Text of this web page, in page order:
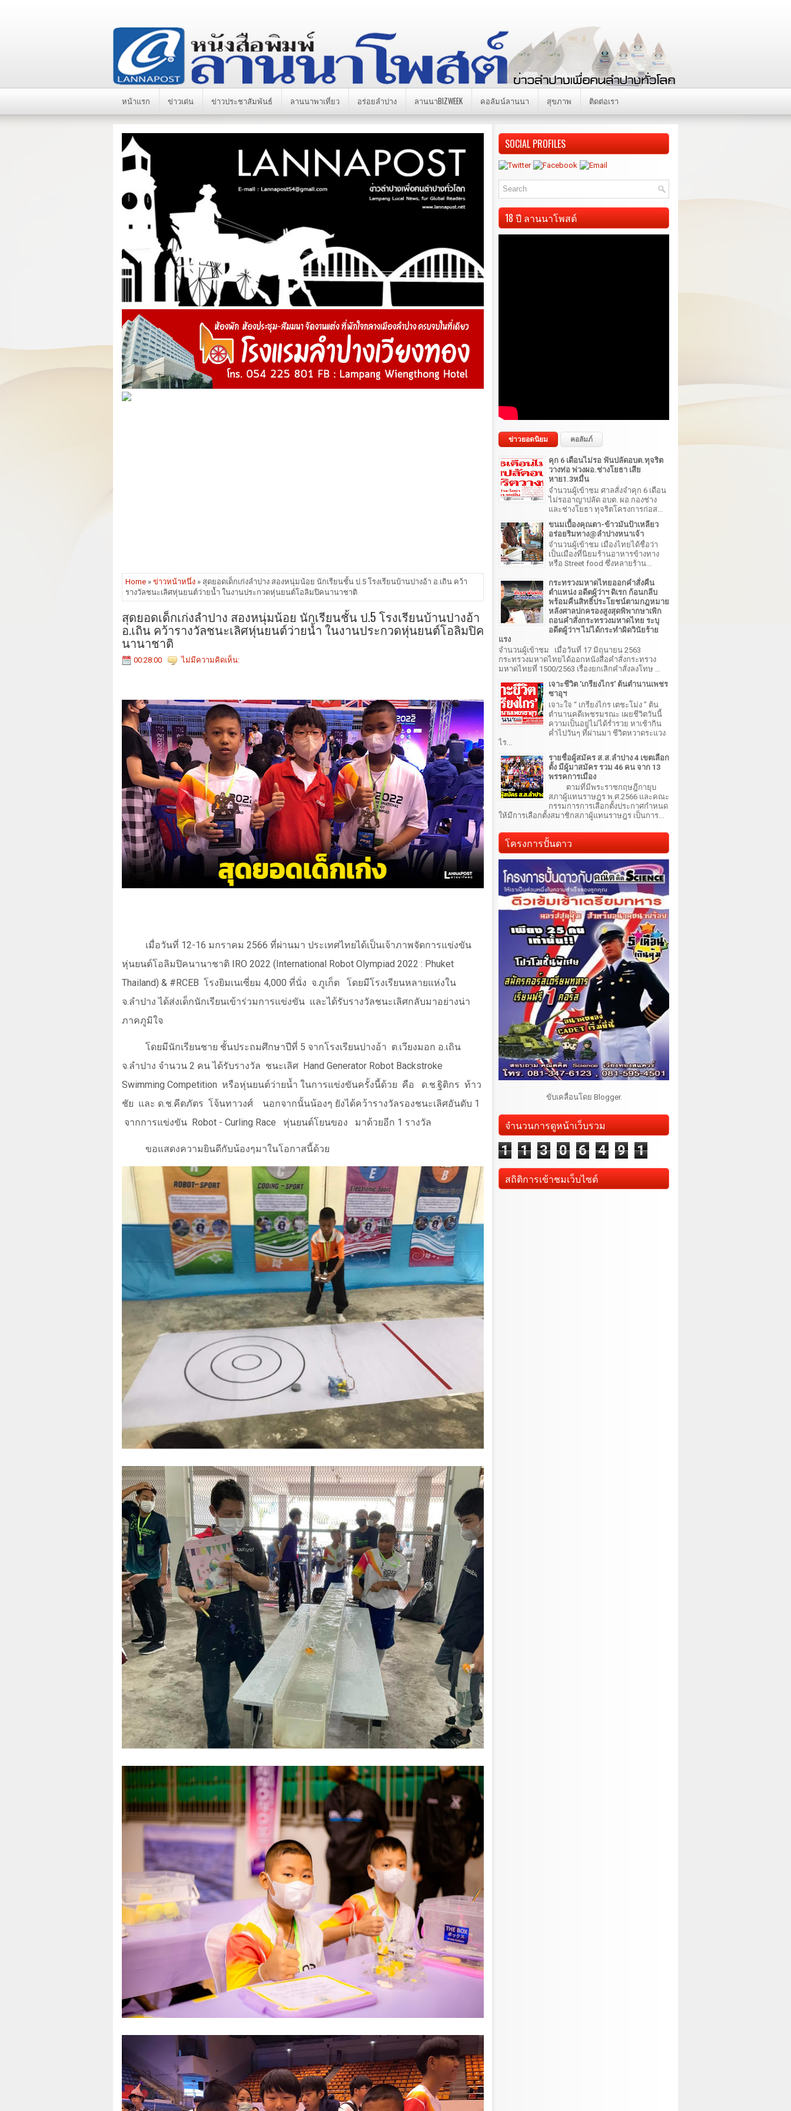
หน้าแรก ข่าวเด่น ข่าวประชาสัมพันธ์ ลานนาพาเที่ยว อร่อยลำปาง ลานนาBIZWEEK คอลัมน์ลานนา สุขภาพ ติดต่อเรา
Home » ข่าวหน้าหนึ่ง » สุดยอดเด็กเก่งลำปาง สองหนุ่มน้อย นักเรียนชั้น ป.5 โรงเรียนบ้านปางอ้า อ.เถิน คว้า
รางวัลชนะเลิศหุ่นยนต์ว่ายน้ำ ในงานประกวดหุ่นยนต์โอลิมปิคนานาชาติ
สุดยอดเด็กเก่งลำปาง สองหนุ่มน้อย นักเรียนชั้น ป.5 โรงเรียนบ้านปางอ้า
อ.เถิน คว้ารางวัลชนะเลิศหุ่นยนต์ว่ายน้ำ ในงานประกวดหุ่นยนต์โอลิมปิค
นานาชาติ
00:28:00 ไม่มีความคิดเห็น:
เมื่อวันที่ 12-16 มกราคม 2566 ที่ผ่านมา ประเทศไทยได้เป็นเจ้าภาพจัดการแข่งขัน
หุ่นยนต์โอลิมปิคนานาชาติ
IRO 2022 ( International Robot Olympiad 2022 : Phuket
Thailand) & #RCEB โรงยิมเนเซี่ยม 4,000 ที่นั่ง จ.ภูเก็ต
โดยมีโรงเรียนหลายแห่งใน
จ.ลำปาง ได้ส่งเด็กนักเรียนเข้าร่วมการแข่งขัน และได้รับรางวัลชนะเลิศกลับมาอย่างน่า
ภาคภูมิใจ
โดยมีนักเรียนชาย ชั้นประถมศึกษาปีที่ 5 จากโรงเรียนปางอ้า ต.เวียงมอก อ.เถิน
จ.ลำปาง จำนวน 2 คน ได้รับรางวัล ชนะเลิศ Hand Generator Robot Backstroke
Swimming Competition หรือหุ่นยนต์ว่ายน้ำ ในการแข่งขันครั้งนี้ด้วย คือ ด.ช.ฐิติกร ท้าว
ชัย และ ด.ช.คีตภัตร โจ้นทาวงศ์
นอกจากนั้นน้องๆ ยังได้คว้ารางวัลรองชนะเลิศอันดับ 1
จากการแข่งขัน Robot - Curling Race หุ่นยนต์โยนของ มาด้วยอีก 1 รางวัล
ขอแสดงความยินดีกับน้องๆมาในโอกาสนี้ด้วย
SOCIAL PROFILES
18 ปี ลานนาโพสต์
ข่าวยอดนิยม คอลัมภ์
คุก 6 เดือนไม่รอ ฟันปลัดอบต.ทุจริต
วางท่อ พ่วงผอ.ช่างโยธา เสีย
หาย1.3หมื่น
จำนวนผู้เข้าชม ศาลสั่งจำคุก 6 เดือน
ไม่รออาญาปลัด อบต. ผอ.กองช่าง
และช่างโยธา ทุจริตโครงการก่อส...
ขนมเบื้องคุณตา-ข้าวมันป้าเหลียว
อร่อยริมทาง@ลำปางหนาเจ้า
จำนวนผู้เข้าชม เมืองไทยได้ชื่อว่า
เป็นเมืองที่นิยมร้านอาหารข้างทาง
หรือ Street food ซึ่งหลายร้าน...
กระทรวงมหาดไทยออกคำสั่งคืน
ตำแหน่ง อดีตผู้ว่าฯ ดิเรก ก้อนกลีบ
พร้อมคืนสิทธิ์ประโยชน์ตามกฎหมาย
หลังศาลปกครองสูงสุดพิพากษาเพิก
ถอนคำสั่งกระทรวงมหาดไทย ระบุ
อดีตผู้ว่าฯ ไม่ได้กระทำผิดวินัยร้าย
แรง
จำนวนผู้เข้าชม เมื่อวันที่ 17 มิถุนายน 2563
กระทรวงมหาดไทยได้ออกหนังสือคำสั่งกระทรวง
มหาดไทยที่ 1500/2563 เรื่องยกเลิกคำสั่งลงโทษ ...
เจาะชีวิต 'เกรียงไกร' ต้นตำนานเพชร
ซาอุฯ
เจาะใจ “ เกรียงไกร เตชะโม่ง ” ต้น
ตำนานคดีเพชรมรณะ เผยชีวิตวันนี้
ความเป็นอยู่ไม่ได้ร่ำรวย หาเช้ากิน
ค่ำไปวันๆ ที่ผ่านมา ชีวิตหวาดระแวง
ไร...
รายชื่อผู้สมัคร ส.ส.ลำปาง 4 เขตเลือก
ตั้ง มีผู้มาสมัคร รวม 46 คน จาก 13
พรรคการเมือง
ตามที่มีพระราชกฤษฎีกายุบ
สภาผู้แทนราษฎร พ.ศ.2566 และคณะ
กรรมการการเลือกตั้งประกาศกำหนด
ให้มีการเลือกตั้งสมาชิกสภาผู้แทนราษฎร เป็นการ...
โครงการปั้นดาว
ขับเคลื่อนโดย Blogger.
จำนวนการดูหน้าเว็บรวม
1 1 3 0 6 4 9 1
สถิติการเข้าชมเว็บไซต์